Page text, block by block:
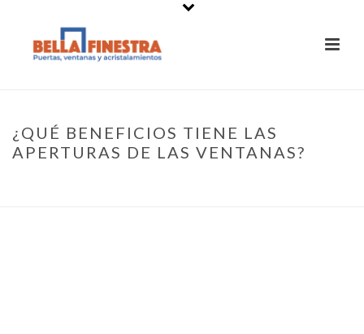
¿QUÉ BENEFICIOS TIENE LAS
APERTURAS DE LAS VENTANAS?